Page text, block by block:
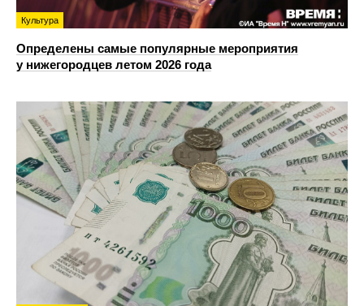
Культура
Определены самые популярные мероприятия
у нижегородцев летом 2026 года